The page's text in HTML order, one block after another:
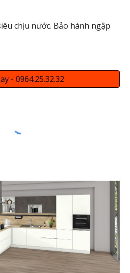
chịu nước. Bảo hành ngập
- 0964.25.32.32